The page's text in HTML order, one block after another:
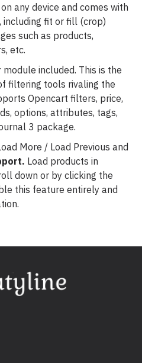
any device and comes with
including fit or fill (crop)
such as products,
etc.
module included. This is the
filtering tools rivaling the
Opencart filters, price,
options, attributes, tags,
3 package.
More / Load Previous and
Load products in
down or by clicking the
this feature entirely and